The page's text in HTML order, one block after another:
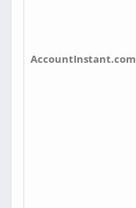
AccountInstant.com